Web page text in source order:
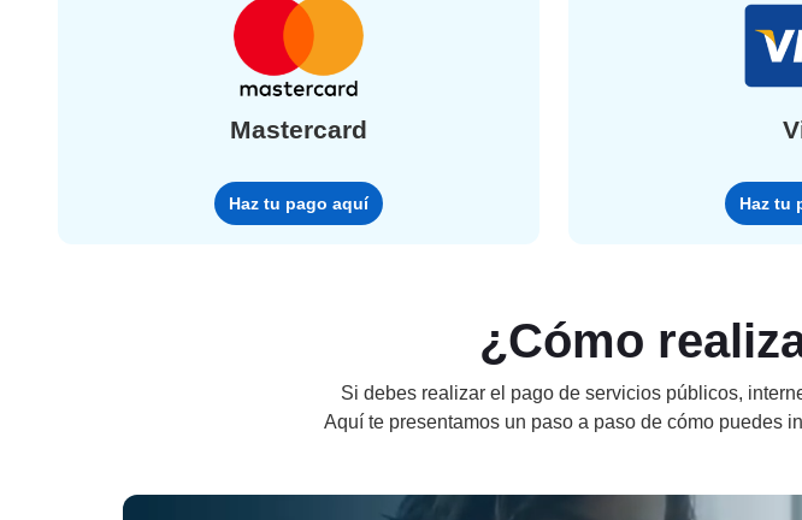
Mastercard
Haz tu pago aquí Haz tu
¿Cómo
Si debes realizar el pago de servicios públicos,
Aquí te presentamos un paso a paso de cómo puedes